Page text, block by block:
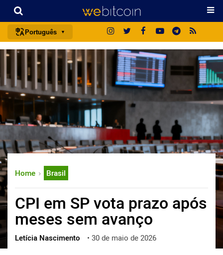
Português
português (BR)
español
français
italiano
deutsch
日本語
русский
العربية
ไทย
ქართული
Home Brasil
CPI em SP vota prazo após
meses sem avanço
Letícia Nascimento • 30 de maio de 2026